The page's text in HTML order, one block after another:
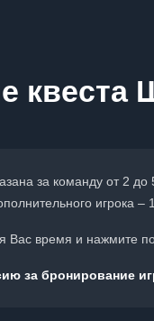
квеста
за команду от 2
игрока –
Вас время и нажмите
за бронирование